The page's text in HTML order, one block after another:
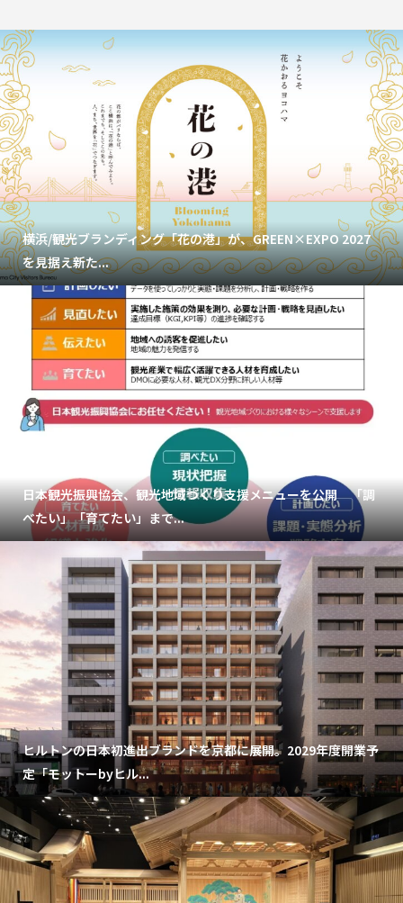
横浜/観光ブランディング「花の港」が、GREEN×EXPO 2027
を見据え新た...
日本観光振興協会、観光地域づくり支援メニューを公開 「調
べたい」「育てたい」まで...
ヒルトンの日本初進出ブランドを京都に展開。2029年度開業予
定「モットーbyヒル...